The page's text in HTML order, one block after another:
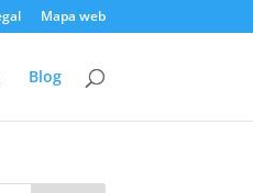
Mapa web
Blog